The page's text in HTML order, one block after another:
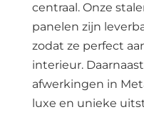
centraal. Onze
panelen zijn
zodat ze perfect
interieur.
afwerkingen in
luxe en unieke